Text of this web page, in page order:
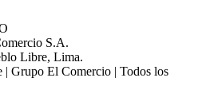
S.A.
Libre, Lima.
Grupo El Comercio | Todos los